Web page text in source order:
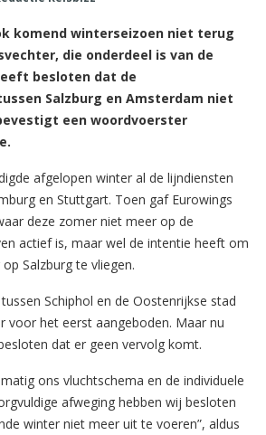
komend winterseizoen niet terug
die onderdeel is van de
besloten dat de
Salzburg en Amsterdam niet
een woordvoerster
afgelopen winter al de lijndiensten
en Stuttgart. Toen gaf Eurowings
deze zomer niet meer op de
actief is, maar wel de intentie heeft om
Salzburg te vliegen.
Schiphol en de Oostenrijkse stad
voor het eerst aangeboden. Maar nu
dat er geen vervolg komt.
ons vluchtschema en de individuele
afweging hebben wij besloten
winter niet meer uit te voeren”, aldus